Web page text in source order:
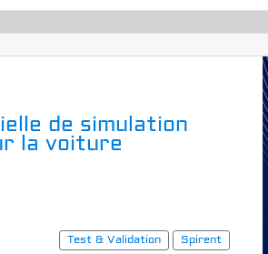
de simulation
la voiture
Test & Validation
Spirent